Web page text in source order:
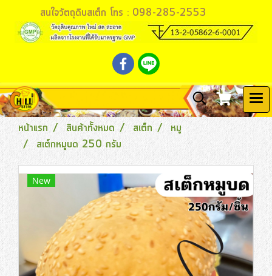
สนใจวัตถุดิบสเต็ก โทร : 098-285-2553
หน้าแรก สินค้าทั้งหมด สเต็ก
หมู
สเต็กหมูบด 250 กรัม
New